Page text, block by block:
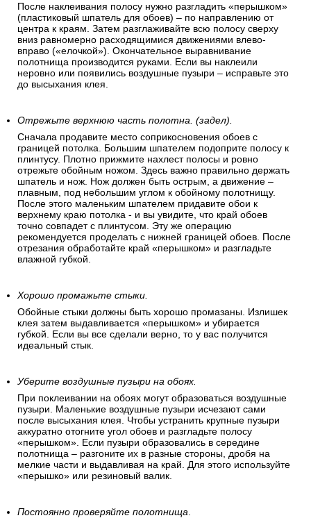
После наклеивания полосу нужно разгладить «перышком»
(пластиковый шпатель для обоев) – по направлению от
центра к краям. Затем разглаживайте всю полосу сверху
вниз равномерно расходящимися движениями влево-
вправо («елочкой»). Окончательное выравнивание
полотнища производится руками. Если вы наклеили
неровно или появились воздушные пузыри – исправьте это
до высыхания клея.
Отрежьте верхнюю часть полотна. (задел).
Сначала продавите место соприкосновения обоев с
границей потолка. Большим шпателем подоприте полосу к
плинтусу. Плотно прижмите нахлест полосы и ровно
отрежьте обойным ножом. Здесь важно правильно держать
шпатель и нож. Нож должен быть острым, а движение –
плавным, под небольшим углом к обойному полотнищу.
После этого маленьким шпателем придавите обои к
верхнему краю потолка - и вы увидите, что край обоев
точно совпадет с плинтусом. Эту же операцию
рекомендуется проделать с нижней границей обоев. После
отрезания обработайте край «перышком» и разгладьте
влажной губкой.
Хорошо промажьте стыки.
Обойные стыки должны быть хорошо промазаны. Излишек
клея затем выдавливается «перышком» и убирается
губкой. Если вы все сделали верно, то у вас получится
идеальный стык.
Уберите воздушные пузыри на обоях.
При поклеивании на обоях могут образоваться воздушные
пузыри. Маленькие воздушные пузыри исчезают сами
после высыхания клея. Чтобы устранить крупные пузыри
аккуратно отогните угол обоев и разгладьте полосу
«перышком». Если пузыри образовались в середине
полотнища – разгоните их в разные стороны, дробя на
мелкие части и выдавливая на край. Для этого используйте
«перышко» или резиновый валик.
Постоянно проверяйте полотнища.